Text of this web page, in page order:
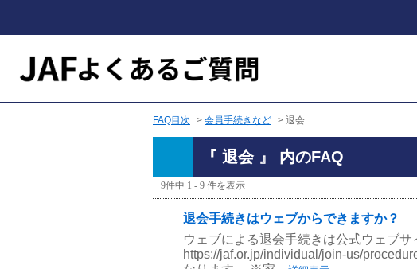
FAQ目次 > 会員手続きなど > 退会
『 退会 』 内のFAQ
9件中 1 - 9 件を表示
退会手続きはウェブからできますか？
ウェブによる退会手続きは公式ウェブ
https://jaf.or.jp/individual/join-us/